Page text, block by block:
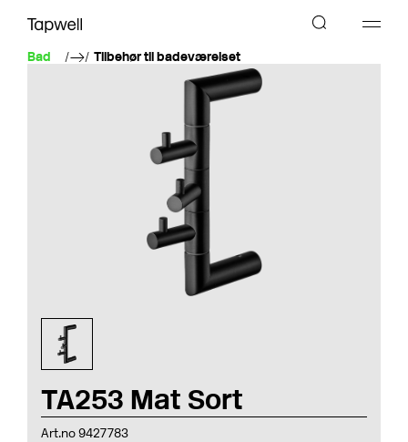
Bad Tilbehør til badeværelset
TA253 Mat Sort
Art.no 9427783